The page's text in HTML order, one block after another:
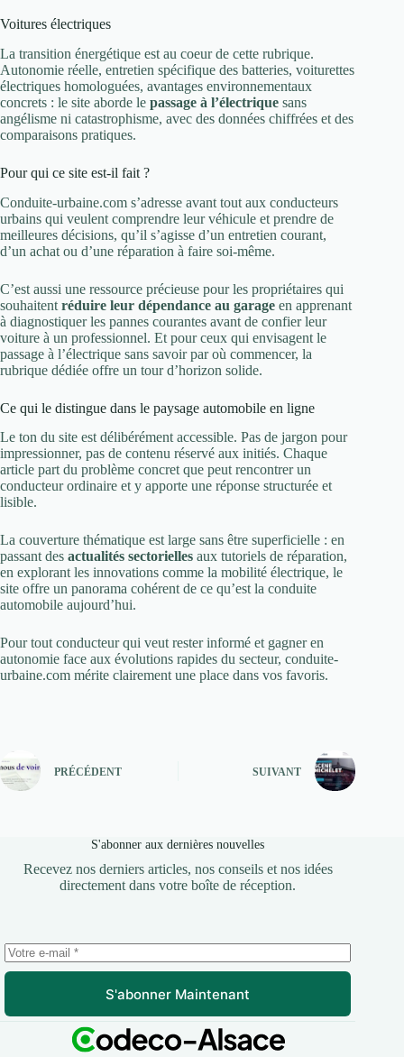
Voitures électriques
La transition énergétique est au coeur de cette rubrique.
Autonomie réelle, entretien spécifique des batteries, voiturettes
électriques homologuées, avantages environnementaux
concrets : le site aborde le passage à l’électrique sans
angélisme ni catastrophisme, avec des données chiffrées et des
comparaisons pratiques.
Pour qui ce site est-il fait ?
Conduite-urbaine.com s’adresse avant tout aux conducteurs
urbains qui veulent comprendre leur véhicule et prendre de
meilleures décisions, qu’il s’agisse d’un entretien courant,
d’un achat ou d’une réparation à faire soi-même.
C’est aussi une ressource précieuse pour les propriétaires qui
souhaitent réduire leur dépendance au garage en apprenant
à diagnostiquer les pannes courantes avant de confier leur
voiture à un professionnel. Et pour ceux qui envisagent le
passage à l’électrique sans savoir par où commencer, la
rubrique dédiée offre un tour d’horizon solide.
Ce qui le distingue dans le paysage automobile en ligne
Le ton du site est délibérément accessible. Pas de jargon pour
impressionner, pas de contenu réservé aux initiés. Chaque
article part du problème concret que peut rencontrer un
conducteur ordinaire et y apporte une réponse structurée et
lisible.
La couverture thématique est large sans être superficielle : en
passant des actualités sectorielles aux tutoriels de réparation,
en explorant les innovations comme la mobilité électrique, le
site offre un panorama cohérent de ce qu’est la conduite
automobile aujourd’hui.
Pour tout conducteur qui veut rester informé et gagner en
autonomie face aux évolutions rapides du secteur, conduite-
urbaine.com mérite clairement une place dans vos favoris.
PRÉCÉDENT SUIVANT
S'abonner aux dernières nouvelles
Recevez nos derniers articles, nos conseils et nos idées
directement dans votre boîte de réception.
S'abonner Maintenant